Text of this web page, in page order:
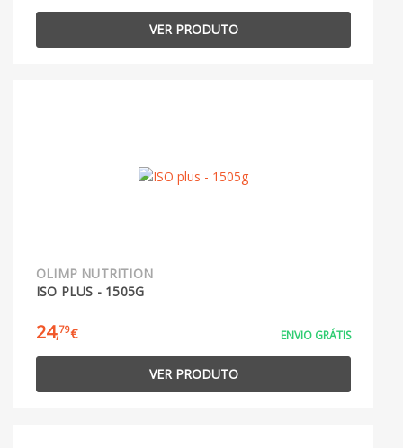
VER PRODUTO
OLIMP NUTRITION
ISO PLUS - 1505G
24,79€ ENVIO GRÁTIS
VER PRODUTO